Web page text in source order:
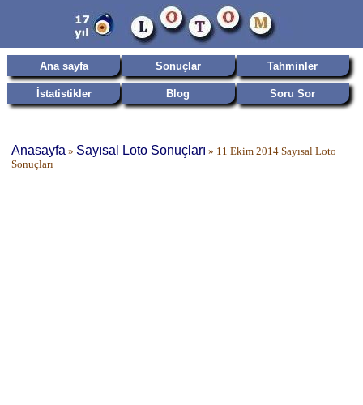
Ana sayfa Sonuçlar Tahminler
İstatistikler Blog Soru Sor
Anasayfa » Sayısal Loto Sonuçları » 11 Ekim 2014 Sayısal Loto
Sonuçları